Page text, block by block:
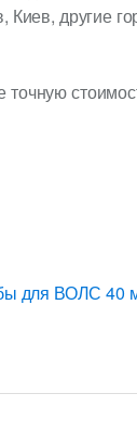
Киев, другие
для ВОЛС 40